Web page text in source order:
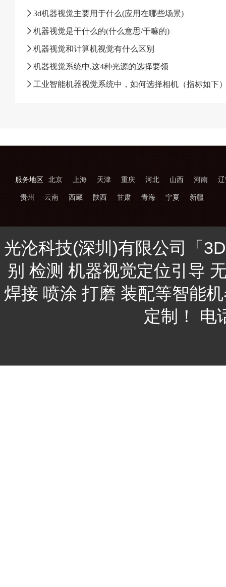
3d机器视觉主要用于什么(应用在哪些场景)
机器视觉是干什么的(什么意思/干嘛的)
机器视觉和计算机视觉有什么区别
机器视觉系统中,这4种光源的选择要领
工业智能机器视觉系统中，如何选择相机（指标如下
服务地区 北京 上海 天津 重庆 河北 山西 河南
贵州 云南 西藏 陕西 甘肃 青海 宁夏 新疆
光沦科技(深圳)有限公司「
别 检测 机器视觉定位引导
焊接 喷涂 打磨 装配等智能
定制！ 电